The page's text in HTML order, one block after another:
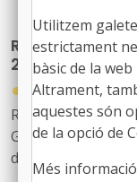
Financera, per la
financera
derivats de les
Resolució
2024
●
19/02/2026
Resolució d’11 de
General de
desenvolupa la
Utilitzem
estrictament
bàsic de la
Altrament,
aquestes són
de la opció de
Més